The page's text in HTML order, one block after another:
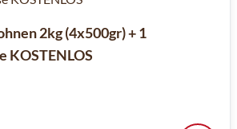
2kg (4x500gr) + 1
KOSTENLOS